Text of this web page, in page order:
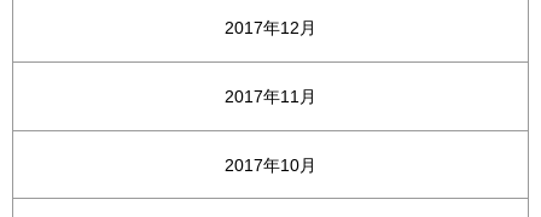
2017年12月
2017年11月
2017年10月